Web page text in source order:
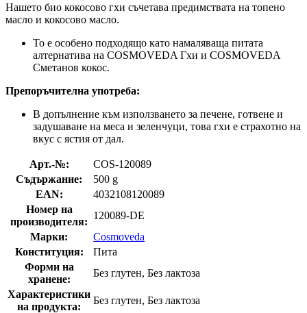
Нашето био кокосово гхи съчетава предимствата на топено
масло и кокосово масло.
То е особено подходящо като намаляваща питата
алтернатива на COSMOVEDA Гхи и COSMOVEDA
Сметанов кокос.
Препоръчителна употреба:
В допълнение към използването за печене, готвене и
задушаване на меса и зеленчуци, това гхи е страхотно на
вкус с ястия от дал.
Арт.-№:
COS-120089
Съдържание:
500 g
EAN:
4032108120089
Номер на
производителя:
120089-DE
Марки:
Cosmoveda
Конституция:
Пита
Форми на
хранене:
Без глутен, Без лактоза
Характеристики
на продукта:
Без глутен, Без лактоза